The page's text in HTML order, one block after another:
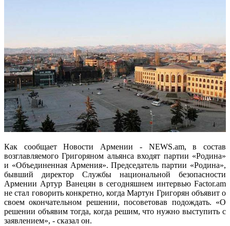
Как сообщает Новости Армении - NEWS.am, в состав
возглавляемого Григоряном альянса входят партии «Родина»
и «Объединенная Армения». Председатель партии «Родина»,
бывший директор Службы национальной безопасности
Армении Артур Ванецян в сегодняшнем интервью Factor.am
не стал говорить конкретно, когда Мартун Григорян объявит о
своем окончательном решении, посоветовав подождать. «О
решении объявим тогда, когда решим, что нужно выступить с
заявлением», - сказал он.